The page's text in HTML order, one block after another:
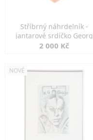
Stříbrný náhrdelník -
jantarové srdíčko Georg
Kramer
2 000 Kč
NOVÉ